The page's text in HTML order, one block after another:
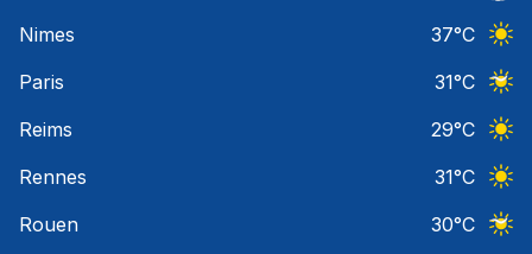
Nimes
37°C
Paris
31°C
Reims
29°C
Rennes
31°C
Rouen
30°C